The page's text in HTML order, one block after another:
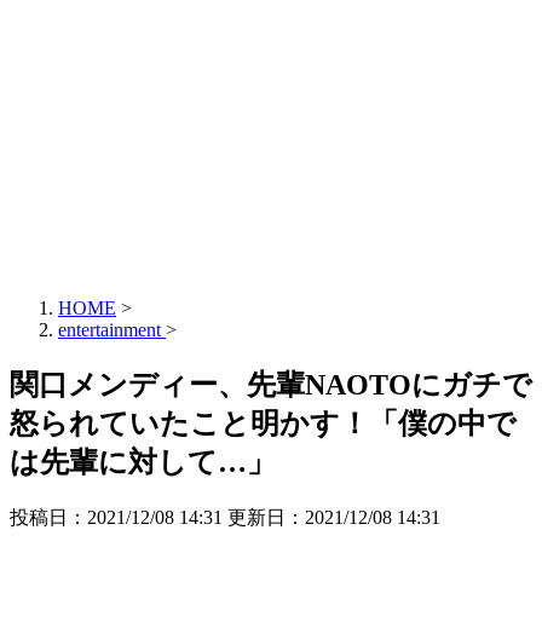
HOME >
entertainment >
関口メンディー、先輩NAOTOにガチで
怒られていたこと明かす！「僕の中で
は先輩に対して…」
投稿日：2021/12/08 14:31 更新日： 2021/12/08 14:31